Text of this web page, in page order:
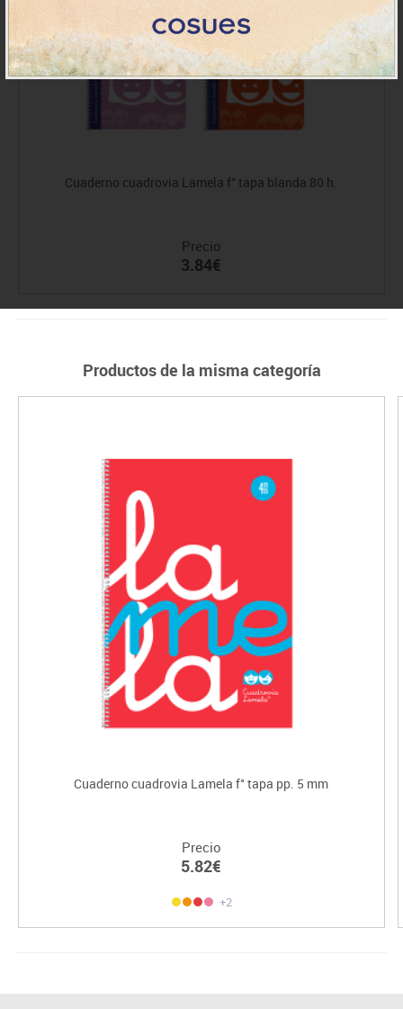
Cuaderno cuadrovia Lamela f° tapa blanda 80 h.
Precio
3.84€
Productos de la misma categoría
Cuaderno cuadrovia Lamela f° tapa pp. 5 mm
Precio
5.82€
+2